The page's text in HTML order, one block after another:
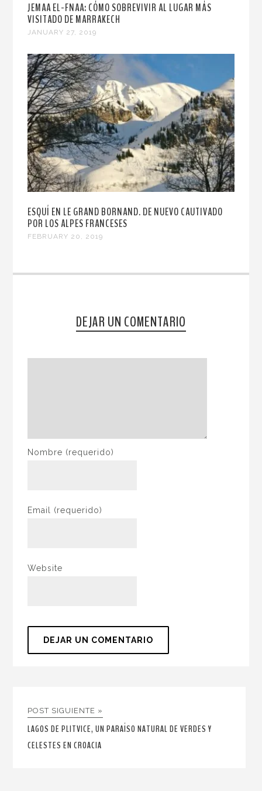
JEMAA EL-FNAA: CÓMO SOBREVIVIR AL LUGAR MÁS
VISITADO DE MARRAKECH
JANUARY 27, 2019
ESQUÍ EN LE GRAND BORNAND. DE NUEVO CAUTIVADO
POR LOS ALPES FRANCESES
FEBRUARY 20, 2019
DEJAR UN COMENTARIO
Nombre (requerido)
Email (requerido)
Website
POST SIGUIENTE »
LAGOS DE PLITVICE, UN PARAÍSO NATURAL DE VERDES Y
CELESTES EN CROACIA